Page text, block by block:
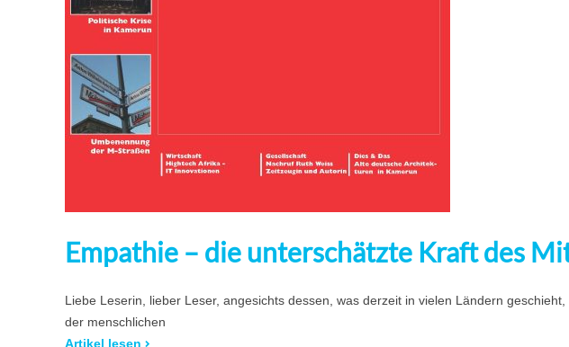
Empathie – die unterschätzte Kraft des
Liebe Leserin, lieber Leser, angesichts dessen, was derzeit in vielen Ländern
der menschlichen
Artikel lesen